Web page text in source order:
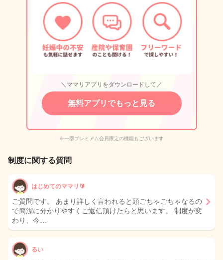
＼ママリアプリをダウンロードして／
無料アプリでもっと見る
※一部プレミアム会員限定の機能もございます
制度に関する質問
はじめてのママリ🔰
ご質問です。 あまり詳しく言われると頭ごちゃごちゃなるの
で簡潔に分かりやすくご返信頂けたらと思います。 制度が変
わり、今…
るい